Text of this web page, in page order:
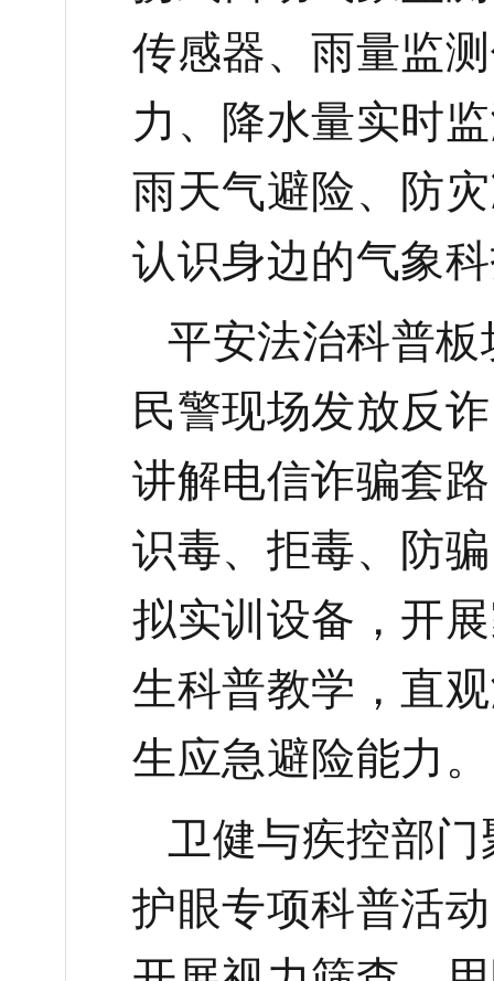
传感器、雨量监
力、降水量实时
雨天气避险、防
认识身边的气象
平安法治科普
民警现场发放反
讲解电信诈骗套
识毒、拒毒、防
拟实训设备，开
生科普教学，直
生应急避险能力。
卫健与疾控部
护眼专项科普活